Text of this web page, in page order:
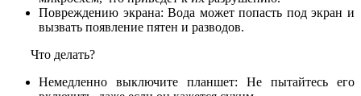
Повреждению экрана: Вода может попасть под экран и
вызвать появление пятен и разводов.
Что делать?
Немедленно выключите планшет: Не пытайтесь его